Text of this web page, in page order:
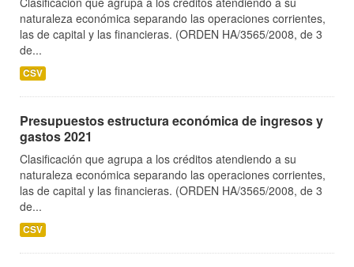
naturaleza económica separando las operaciones corrientes,
las de capital y las financieras. (ORDEN HA/3565/2008, de 3
de...
CSV
Presupuestos estructura económica de ingresos y
gastos 2021
Clasificación que agrupa a los créditos atendiendo a su
naturaleza económica separando las operaciones corrientes,
las de capital y las financieras. (ORDEN HA/3565/2008, de 3
de...
CSV